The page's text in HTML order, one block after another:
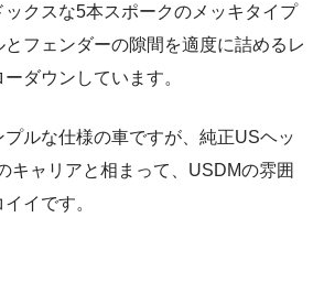
クスな5本スポークのメッキタイプ
フェンダーの隙間を適度に詰めるレ
ダウンしています。
ルな仕様の車ですが、純正USヘッ
キャリアと相まって、USDMの雰囲
イです。